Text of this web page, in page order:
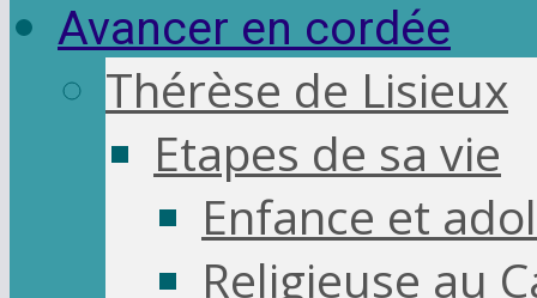
Avancer en cordée
Thérèse de Lisieux
Etapes de sa vie
Enfance et
Religieuse au